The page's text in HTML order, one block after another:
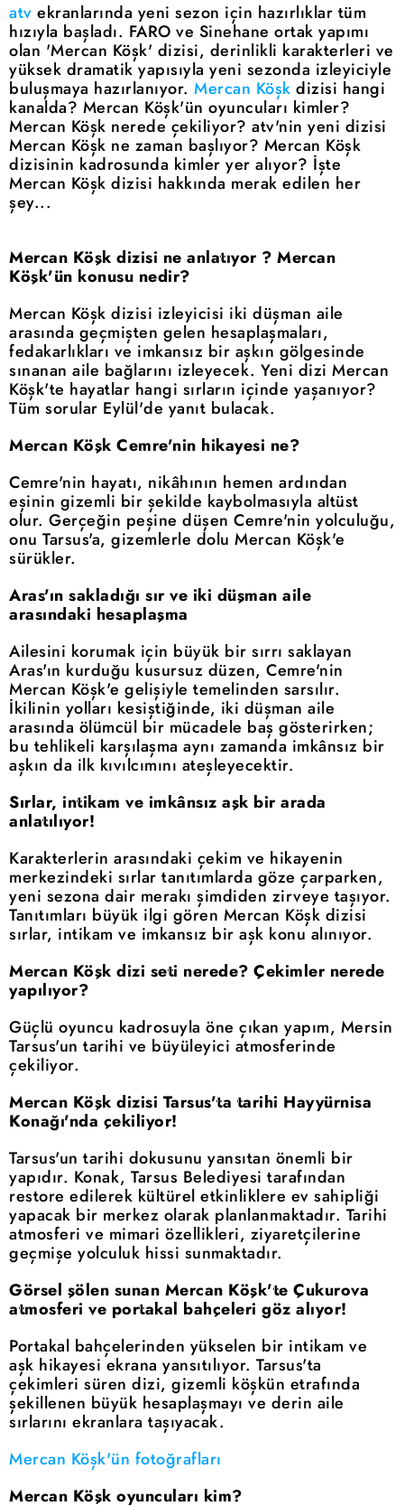
atv ekranlarında yeni sezon için hazırlıklar tüm
hızıyla başladı. FARO ve Sinehane ortak yapımı
olan 'Mercan Köşk' dizisi, derinlikli karakterleri ve
yüksek dramatik yapısıyla yeni sezonda izleyiciyle
buluşmaya hazırlanıyor. Mercan Köşk dizisi hangi
kanalda? Mercan Köşk'ün oyuncuları kimler?
Mercan Köşk nerede çekiliyor? atv'nin yeni dizisi
Mercan Köşk ne zaman başlıyor? Mercan Köşk
dizisinin kadrosunda kimler yer alıyor? İşte
Mercan Köşk dizisi hakkında merak edilen her
şey...
Mercan Köşk dizisi ne anlatıyor ? Mercan
Köşk'ün konusu nedir?
Mercan Köşk dizisi izleyicisi iki düşman aile
arasında geçmişten gelen hesaplaşmaları,
fedakarlıkları ve imkansız bir aşkın gölgesinde
sınanan aile bağlarını izleyecek. Yeni dizi Mercan
Köşk'te hayatlar hangi sırların içinde yaşanıyor?
Tüm sorular Eylül'de yanıt bulacak.
Mercan Köşk Cemre'nin hikayesi ne?
Cemre'nin hayatı, nikâhının hemen ardından
eşinin gizemli bir şekilde kaybolmasıyla altüst
olur. Gerçeğin peşine düşen Cemre'nin yolculuğu,
onu Tarsus'a, gizemlerle dolu Mercan Köşk'e
sürükler.
Aras'ın sakladığı sır ve iki düşman aile
arasındaki hesaplaşma
Ailesini korumak için büyük bir sırrı saklayan
Aras'ın kurduğu kusursuz düzen, Cemre'nin
Mercan Köşk'e gelişiyle temelinden sarsılır.
İkilinin yolları kesiştiğinde, iki düşman aile
arasında ölümcül bir mücadele baş gösterirken;
bu tehlikeli karşılaşma aynı zamanda imkânsız bir
aşkın da ilk kıvılcımını ateşleyecektir.
Sırlar, intikam ve imkânsız aşk bir arada
anlatılıyor!
Karakterlerin arasındaki çekim ve hikayenin
merkezindeki sırlar tanıtımlarda göze çarparken,
yeni sezona dair merakı şimdiden zirveye taşıyor.
Tanıtımları büyük ilgi gören Mercan Köşk dizisi
sırlar, intikam ve imkansız bir aşk konu alınıyor.
Mercan Köşk dizi seti nerede? Çekimler nerede
yapılıyor?
Güçlü oyuncu kadrosuyla öne çıkan yapım, Mersin
Tarsus'un tarihi ve büyüleyici atmosferinde
çekiliyor.
Mercan Köşk dizisi Tarsus'ta tarihi Hayyürnisa
Konağı'nda çekiliyor!
Tarsus'un tarihi dokusunu yansıtan önemli bir
yapıdır. Konak, Tarsus Belediyesi tarafından
restore edilerek kültürel etkinliklere ev sahipliği
yapacak bir merkez olarak planlanmaktadır. Tarihi
atmosferi ve mimari özellikleri, ziyaretçilerine
geçmişe yolculuk hissi sunmaktadır.
Görsel şölen sunan Mercan Köşk'te Çukurova
atmosferi ve portakal bahçeleri göz alıyor!
Portakal bahçelerinden yükselen bir intikam ve
aşk hikayesi ekrana yansıtılıyor. Tarsus'ta
çekimleri süren dizi, gizemli köşkün etrafında
şekillenen büyük hesaplaşmayı ve derin aile
sırlarını ekranlara taşıyacak.
Mercan Köşk'ün fotoğrafları
Mercan Köşk oyuncuları kim?